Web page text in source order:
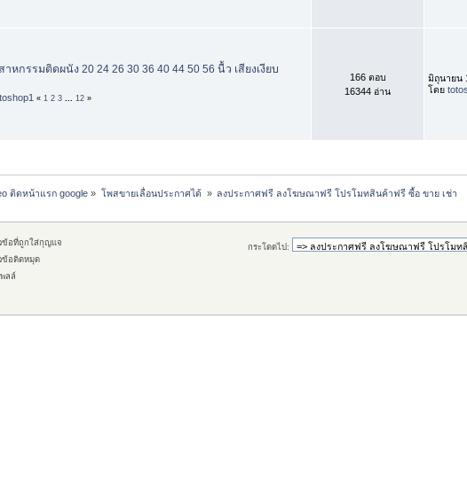
หกรรมติดผนัง 20 24 26 30 36 40 44 50 56 นื้ว เสียงเงียบ
« 1 2 3 12 »
166 ตอบ
16344 อ่าน
มิถุนายน
โดย
ติดหน้าแรก google » โพสขายเลื่อนประกาศได้ » ลงประกาศฟรี ลงโฆษณาฟรี โปรโมทสินค้าฟรี ซื้อ ขาย เช่า
กระโดดไป:
ข้อที่ถูกใส่กุญแจ
ข้อติดหมุด
ลล์